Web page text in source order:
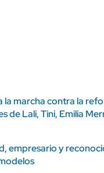
marcha contra la
de Lali, Tini, Emilia
empresario y